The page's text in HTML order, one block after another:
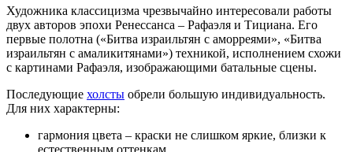
Художника классицизма чрезвычайно интересовали работы
двух авторов эпохи Ренессанса – Рафаэля и Тициана. Его
первые полотна («Битва израильтян с аморреями», «Битва
израильтян с амаликитянами») техникой, исполнением схожи
с картинами Рафаэля, изображающими батальные сцены.
Последующие холсты обрели большую индивидуальность.
Для них характерны:
гармония цвета – краски не слишком яркие, близки к